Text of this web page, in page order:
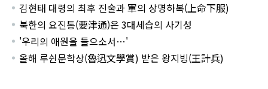
김현태 대령의 최후 진술과 軍의 상명하복(上命下服)
북한의 요진통(要津通)은 3대세습의 사기성
'우리의 애원을 들으소서…'
올해 루쉰문학상(魯迅文學賞) 받은 왕지빙(王計兵)